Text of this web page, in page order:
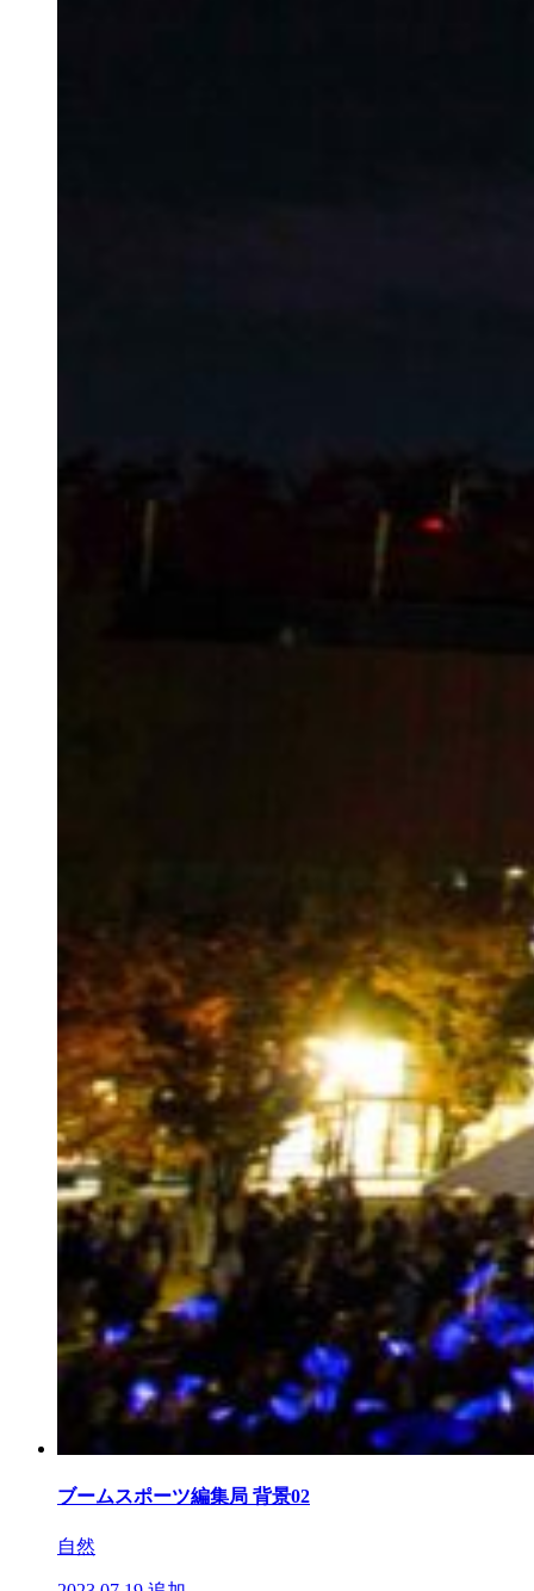
ブームスポーツ編集局 背景02
自然